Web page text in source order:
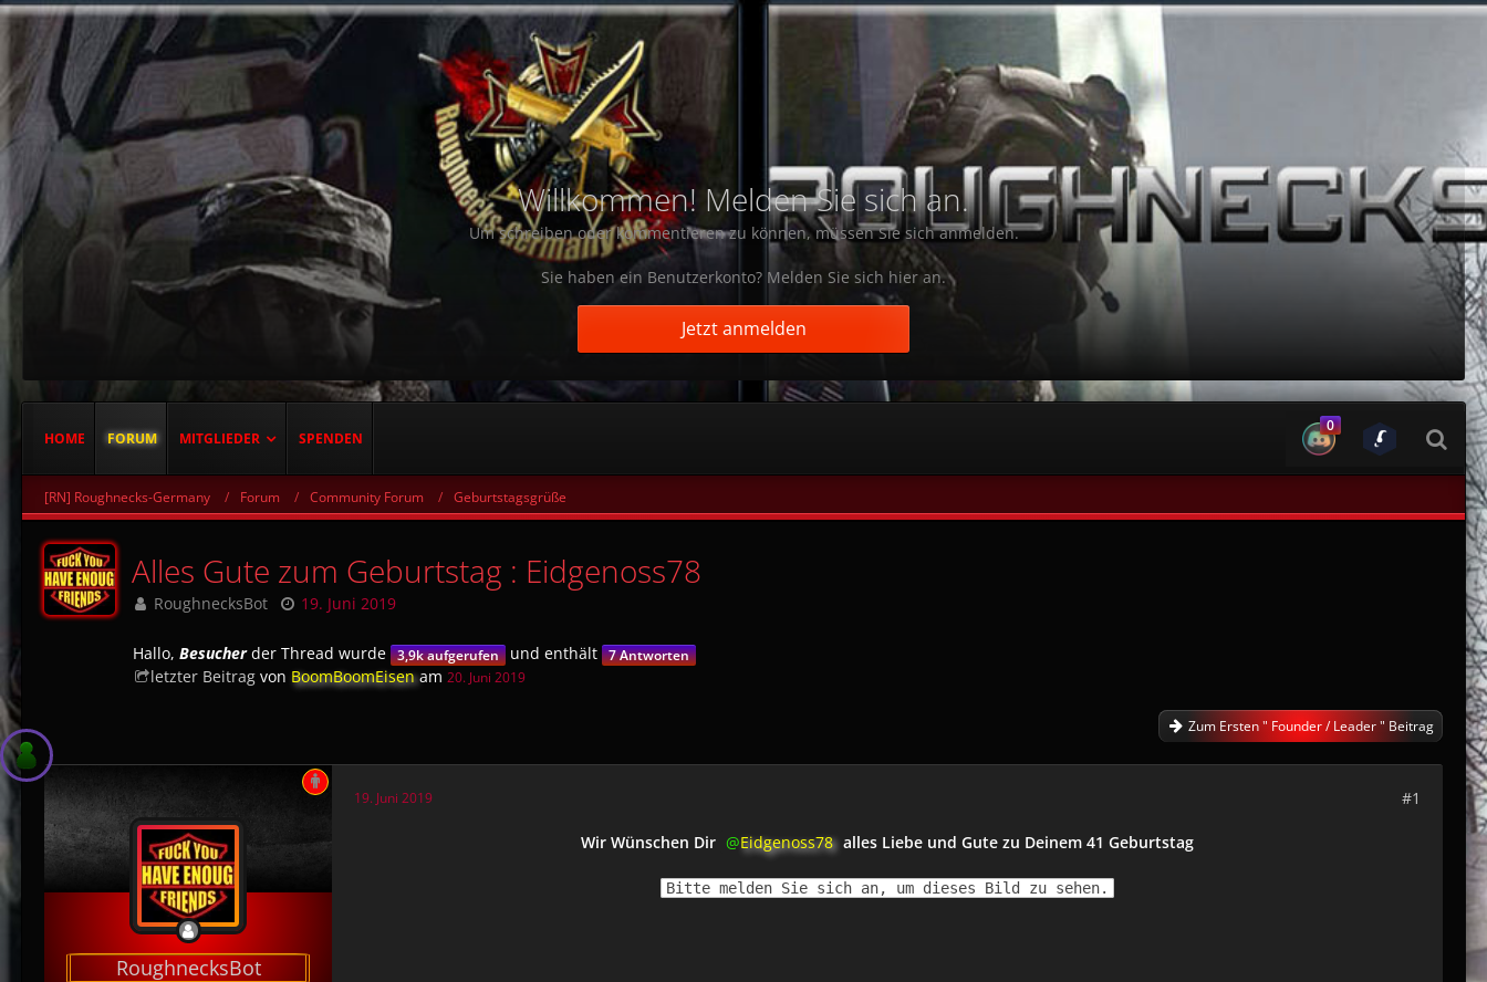
Willkommen! Melden Sie sich an.
Um schreiben oder kommentieren zu können, müssen Sie sich anmelden.
Sie haben ein Benutzerkonto? Melden Sie sich hier an.
Jetzt anmelden
HOME FORUM MITGLIEDER SPENDEN
0
[RN] Roughnecks-Germany Forum Community Forum Geburtstagsgrüße
Alles Gute zum Geburtstag : Eidgenoss78
RoughnecksBot 19. Juni 2019
Hallo, Besucherder Thread wurde 3,9k aufgerufen und enthält 7 Antworten
letzter Beitrag von BoomBoomEisenam 20. Juni 2019
Zum Ersten " Founder / Leader " Beitrag
RoughnecksBot
19. Juni 2019 #1
Wir Wünschen Dir Eidgenoss78 alles Liebe und Gute zu Deinem 41 Geburtstag
Bitte melden Sie sich an, um dieses Bild zu sehen.